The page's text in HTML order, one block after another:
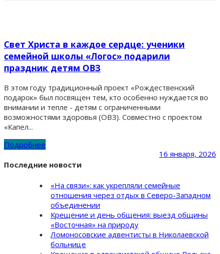
Свет Христа в каждое сердце: ученики
семейной школы «Логос» подарили
праздник детям ОВЗ
В этом году традиционный проект «Рождественский
подарок» был посвящен тем, кто особенно нуждается во
внимании и тепле - детям с ограниченными
возможностями здоровья (ОВЗ). Совместно с проектом
«Капел...
Подробнее
16 января, 2026
Последние новости
«На связи»: как укрепляли семейные
отношения через отдых в Северо-Западном
объединении
Крещение и день общения: выезд общины
«Восточная» на природу
Ломоносовские адвентисты в Николаевской
больнице